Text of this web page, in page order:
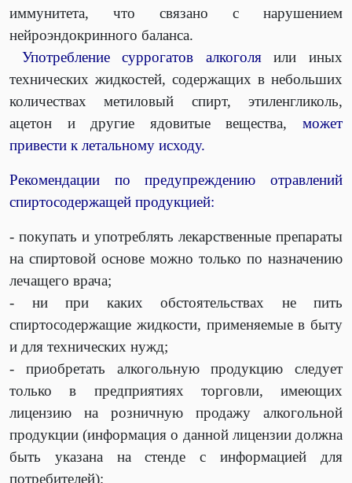
иммунитета, что связано с нарушением
нейроэндокринного баланса.
Употребление суррогатов алкоголяили иных
технических жидкостей, содержащих в небольших
количествах метиловый спирт, этиленгликоль,
ацетон и другие ядовитые вещества, может
привести к летальному исходу.
Рекомендации по предупреждению отравлений
спиртосодержащей продукцией:
- покупать и употреблять лекарственные препараты
на спиртовой основе можно только по назначению
лечащего врача;
- ни при каких обстоятельствах не пить
спиртосодержащие жидкости, применяемые в быту
и для технических нужд;
- приобретать алкогольную продукцию следует
только в предприятиях торговли, имеющих
лицензию на розничную продажу алкогольной
продукции (информация о данной лицензии должна
быть указана на стенде с информацией для
потребителей);